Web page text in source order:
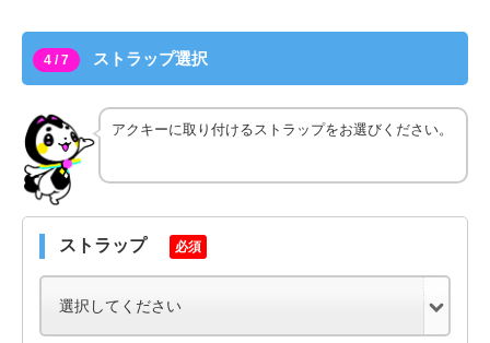
4 / 7 ストラップ選択
アクキーに取り付けるストラップをお選びください。
ストラップ 必須